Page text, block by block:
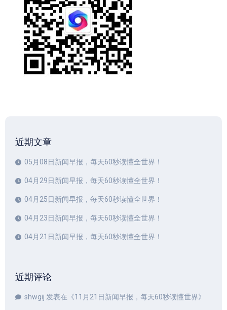
近期文章
05月08日新闻早报，每天60秒读懂全世界！
04月29日新闻早报，每天60秒读懂全世界！
04月25日新闻早报，每天60秒读懂全世界！
04月23日新闻早报，每天60秒读懂全世界！
04月21日新闻早报，每天60秒读懂全世界！
近期评论
shwgij 发表在《11月21日新闻早报，每天60秒读懂世界》